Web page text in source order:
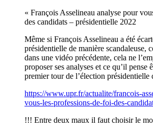
« François Asselineau analyse pour
des candidats – présidentielle 2022
Même si François Asselineau a été
présidentielle de manière scandaleuse,
dans une vidéo précédente, cela ne
proposer ses analyses et ce qu’il pense
premier tour de l’élection présidentielle
https://www.upr.fr/actualite/francois-
vous-les-professions-de-foi-des-
!!! Entre deux maux il faut choisir le